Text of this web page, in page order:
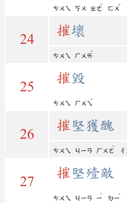
ㄘㄨㄟ ㄎㄨ ㄓㄜ
ˊ
ㄈㄨ
ˇ
24
摧壞
ㄘㄨㄟ ㄏㄨㄞ
ˋ
25
摧毀
ㄘㄨㄟ ㄏㄨㄟ
ˇ
26
摧 堅獲醜
ㄘㄨㄟ ㄐㄧㄢ ㄏㄨㄛ
ˋ
ㄔ
27
摧 堅殪敵
ㄘㄨㄟ ㄐㄧㄢ ㄧ
ˋ
ㄉㄧ
ˊ